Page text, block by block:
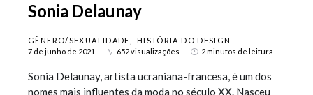
Sonia Delaunay
GÊNERO/SEXUALIDADE
HISTÓRIA DO DESIGN
7 de junho de 2021
652 visualizações 2 minutos de leitura
Sonia Delaunay, artista ucraniana-francesa, é um dos
nomes mais influentes da moda no século XX. Nasceu